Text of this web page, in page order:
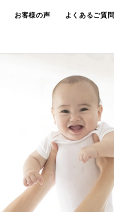
お客様の声 よくあるご質問